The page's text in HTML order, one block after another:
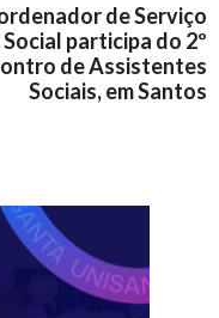
de Serviço
Social participa do 2º
de Assistentes
Sociais, em Santos